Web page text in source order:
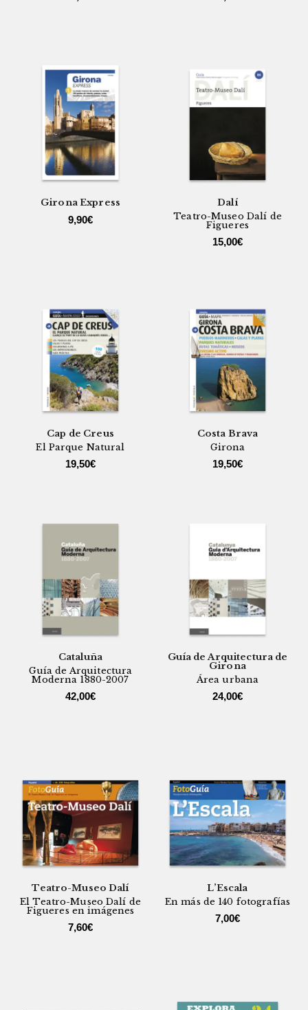
Girona Express
9,90€
Dalí
Teatro-Museo Dalí de
Figueres
15,00€
Cap de Creus
El Parque Natural
19,50€
Costa Brava
Girona
19,50€
Cataluña
Guía de Arquitectura
Moderna 1880-2007
42,00€
Guía de Arquitectura de
Girona
Área urbana
24,00€
Teatro-Museo Dalí
El Teatro-Museo Dalí de
Figueres en imágenes
7,60€
L’Escala
En más de 140 fotografías
7,00€